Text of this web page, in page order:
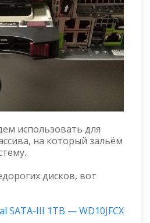
использовать для
на который зальём
дисков, вот
SATA-III 1TB — WD10JFCX